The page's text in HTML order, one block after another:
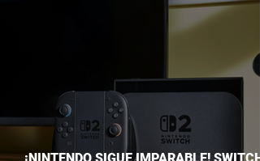
¡NINTENDO SIGUE IMPARABLE! SWITCH